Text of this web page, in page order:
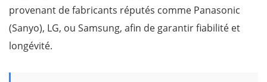
provenant de fabricants réputés comme Panasonic
(Sanyo), LG, ou Samsung, afin de garantir fiabilité et
longévité.